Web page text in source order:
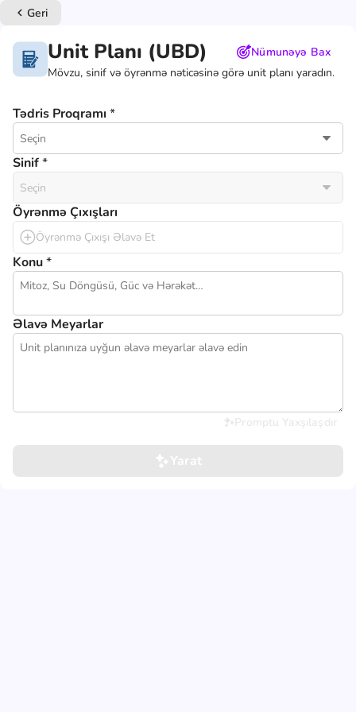
keyboard_arrow_left Geri
Unit Planı (UBD)
Nümunəyə Bax
Mövzu, sinif və öyrənmə nəticəsinə görə unit planı yaradın.
Tədris Proqramı *
Seçin
Sinif*
Seçin
Öyrənmə Çıxışları
Öyrənmə Çıxışı Əlavə Et
Konu*
Əlavə Meyarlar